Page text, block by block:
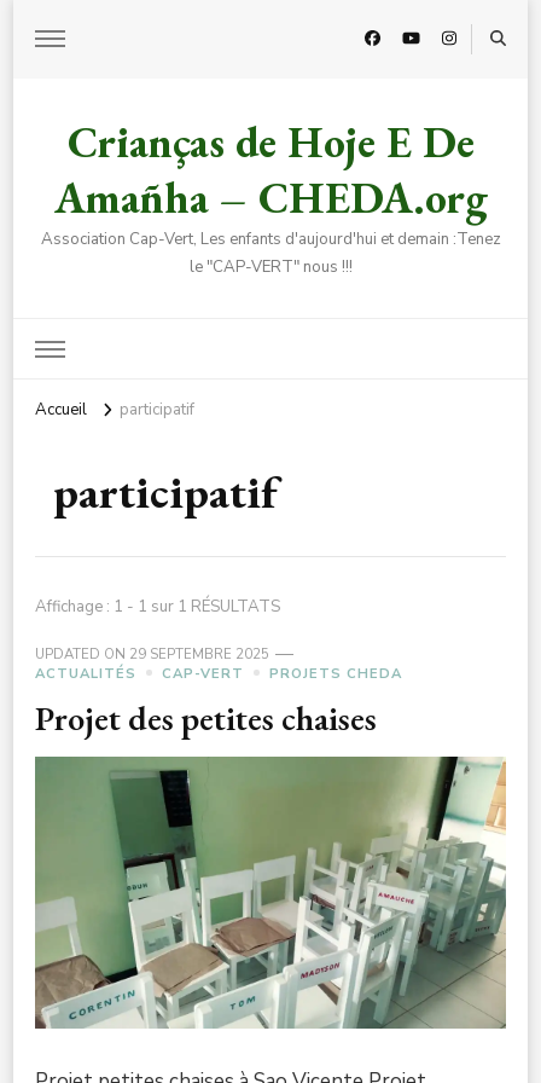
Crianças de Hoje E De
Amañha – CHEDA.org
Association Cap-Vert, Les enfants d'aujourd'hui et demain :Tenez
le "CAP-VERT" nous !!!
Accueil participatif
participatif
Affichage : 1 - 1 sur 1 RÉSULTATS
UPDATED ON 29 SEPTEMBRE 2025
ACTUALITÉS
CAP-VERT PROJETS CHEDA
Projet des petites chaises